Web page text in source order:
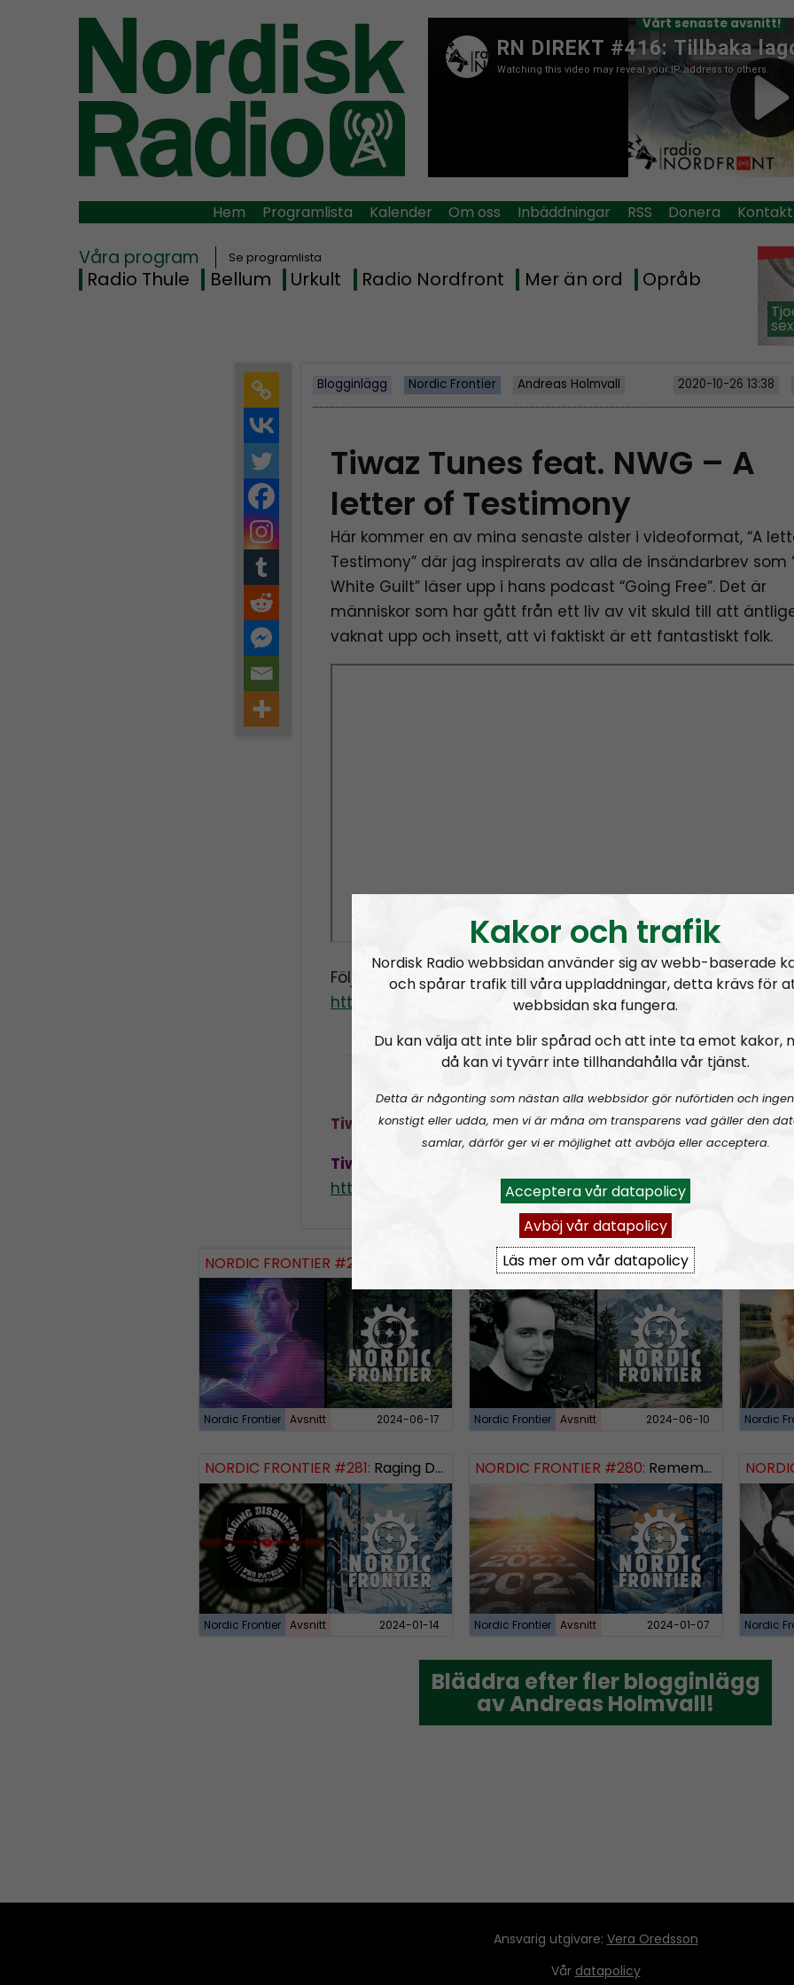
Vårt senaste avsnitt!
Hem Programlista Kalender Om oss Inbäddningar RSS Donera
Våra program Se programlista
Radio Thule Bellum Urkult Radio Nordfront Mer än ord Opråb
Blogginlägg Nordic Frontier Andreas Holmvall 2020-10-26 13:38
Tiwaz Tunes feat. NWG – A
letter of Testimony
Här kommer en av mina senaste alster i videoformat, “A
Testimony” där jag inspirerats av alla de insändarbrev som
White Guilt” läser upp i hans podcast “Going Free”. Det är
människor som har gått från ett liv av vit skuld till att
vaknat upp och insett, att vi faktiskt är ett fantastiskt folk.
Följ gärna Tiwaz Tunes på Odysee.com:
https://odysee.com/@TiwazTunes:d
Tiwaz Comfy Corner på Telegram: https://t.me/
Tiwaz Tunes Bitchute:
https://www.bitchute.com/channel/pAvt9yrzmzmC/
NORDIC FRONTIER #284:
Nordic Frontier Avsnitt 2024-06-17
NORDIC FRONTIER #283:Warren Balogh of Warstrike
Nordic Frontier Avsnitt 2024-06-10 Nordic
NORDIC FRONTIER #281: Raging Dissident
Nordic Frontier Avsnitt 2024-01-14
NORDIC FRONTIER #280: Remembering 2023 and looking forward
Nordic Frontier Avsnitt 2024-01-07 Nordic
Bläddra efter fler blogginlägg
av Andreas Holmvall!
Bläddra efter fler blogginlägg
av Andreas Holmvall!
Ansvarig utgivare: Vera Oredsson
Vår datapolicy
Kakor och trafik
Nordisk Radio webbsidan använder sig av webb-baserade
och spårar trafik till våra uppladdningar, detta krävs för
webbsidan ska fungera.
Du kan välja att inte blir spårad och att inte ta emot kakor,
då kan vi tyvärr inte tillhandahålla vår tjänst.
Detta är någonting som nästan alla webbsidor gör nuförtiden och
konstigt eller udda, men vi är måna om transparens vad gäller den
samlar, därför ger vi er möjlighet att avböja eller acceptera.
Acceptera vår datapolicy
Avböj vår datapolicy
Läs mer om vår datapolicy